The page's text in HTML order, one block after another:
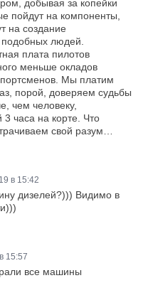
добывая за копейки
пойдут на компоненты,
на создание
людей.
плата пилотов
меньше окладов
Мы платим
порой, доверяем судьбы
чем человеку,
3 часа на корте. Что
свой разум…
в 15:42
дизелей?))) Видимо в
15:57
все машины